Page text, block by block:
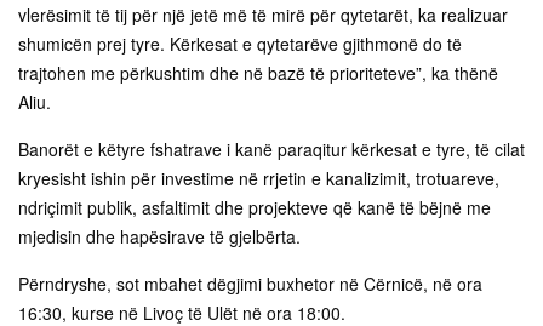
vlerësimit të tij për një jetë më të mirë për qytetarët, ka realizuar
shumicën prej tyre. Kërkesat e qytetarëve gjithmonë do të
trajtohen me përkushtim dhe në bazë të prioriteteve”, ka thënë
Aliu.
Banorët e këtyre fshatrave i kanë paraqitur kërkesat e tyre, të cilat
kryesisht ishin për investime në rrjetin e kanalizimit, trotuareve,
ndriçimit publik, asfaltimit dhe projekteve që kanë të bëjnë me
mjedisin dhe hapësirave të gjelbërta.
Përndryshe, sot mbahet dëgjimi buxhetor në Cërnicë, në ora
16:30, kurse në Livoç të Ulët në ora 18:00.